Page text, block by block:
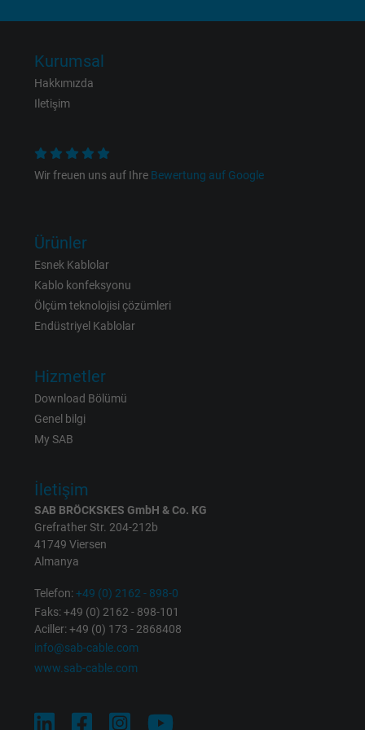
Purpose
Name
Expire
website.
Vendor Google LLC
Expire
Purpose
viewing or clicking on one of the provider's
Name test_cookie, Google DoubleClick
Vendor Google LLC
Kurumsal
Hakkımızda
Iletişim
Wir freuen uns auf Ihre Bewertung auf Google
Ürünler
Esnek Kablolar
Kablo konfeksyonu
Ölçüm teknolojisi çözümleri
Endüstriyel Kablolar
Hizmetler
Download Bölümü
Genel bilgi
My SAB
İletişim
SAB BRÖCKSKES GmbH & Co. KG
Grefrather Str. 204-212b
41749 Viersen
Almanya
Telefon:+49 (0) 2162 - 898-0
Faks: +49 (0) 2162 - 898-101
Aciller: +49 (0) 173 - 2868408
info@sab-cable.com
www.sab-cable.com